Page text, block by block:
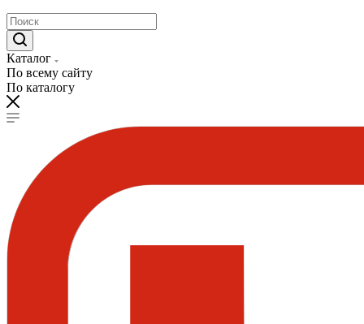
Каталог
По всему сайту
По каталогу